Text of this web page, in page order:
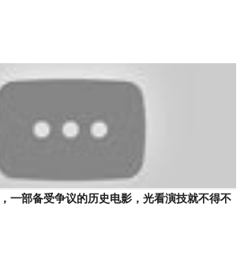
一部备受争议的历史电影，光看演技就不得不